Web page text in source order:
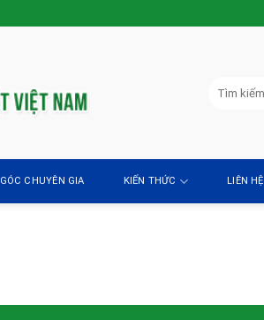
GÓC CHUYÊN GIA KIẾN THỨC LIÊN HỆ